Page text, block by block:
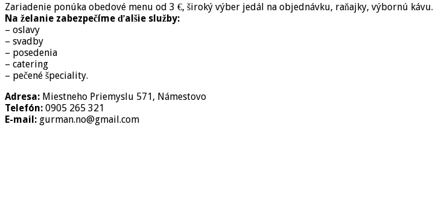
Gurmán
Zariadenie ponúka obedové menu od 3 €, široký výber jedál na objednávku, raňajky, výbornú kávu.
Na želanie zabezpečíme ďalšie služby:
– oslavy
– svadby
– posedenia
– catering
– pečené špeciality.
Adresa: Miestneho Priemyslu 571, Námestovo
Telefón: 0905 265 321
E-mail: gurman.no@gmail.com